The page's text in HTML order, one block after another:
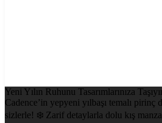
Yeni Yılın Ruhunu Tasarımlarınıza
Cadence’in yepyeni yılbaşı temalı pirinç
sizlerle! ❄️ Zarif detaylarla dolu kış